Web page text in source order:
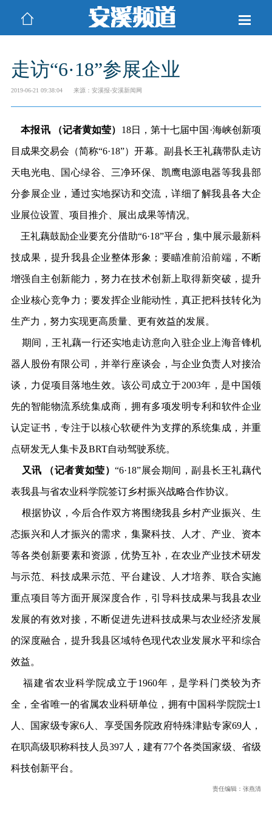
走访“6·18”参展企业
2019-06-21 09:38:04 来源：安溪报-安溪新闻网
本报讯 （记者黄如莹） 18日，第十七届中国·海峡创新项
目成果交易会（简称“6·18”）开幕。副县长王礼藕带队走访
天电光电、国心绿谷、三净环保、凯鹰电源电器等我县部
分参展企业，通过实地探访和交流，详细了解我县各大企
业展位设置、项目推介、展出成果等情况。
王礼藕鼓励企业要充分借助“6·18”平台，集中展示最新科
技成果，提升我县企业整体形象；要瞄准前沿前端，不断
增强自主创新能力，努力在技术创新上取得新突破，提升
企业核心竞争力；要发挥企业能动性，真正把科技转化为
生产力，努力实现更高质量、更有效益的发展。
期间，王礼藕一行还实地走访意向入驻企业上海音锋机
器人股份有限公司，并举行座谈会，与企业负责人对接洽
谈，力促项目落地生效。该公司成立于2003年，是中国领
先的智能物流系统集成商，拥有多项发明专利和软件企业
认定证书，专注于以核心软硬件为支撑的系统集成，并重
点研发无人集卡及BRT自动驾驶系统。
又讯 （记者黄如莹）“6·18”展会期间，副县长王礼藕代
表我县与省农业科学院签订乡村振兴战略合作协议。
根据协议，今后合作双方将围绕我县乡村产业振兴、生
态振兴和人才振兴的需求，集聚科技、人才、产业、资本
等各类创新要素和资源，优势互补，在农业产业技术研发
与示范、科技成果示范、平台建设、人才培养、联合实施
重点项目等方面开展深度合作，引导科技成果与我县农业
发展的有效对接，不断促进先进科技成果与农业经济发展
的深度融合，提升我县区域特色现代农业发展水平和综合
效益。
福建省农业科学院成立于1960年，是学科门类较为齐
全，全省唯一的省属农业科研单位，拥有中国科学院院士1
人、国家级专家6人、享受国务院政府特殊津贴专家69人，
在职高级职称科技人员397人，建有77个各类国家级、省级
科技创新平台。
责任编辑：张燕清